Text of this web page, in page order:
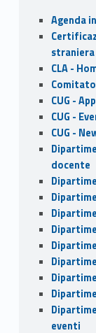
Sidebar
Agenda
straniera
CLA -
CUG -
CUG -
CUG -
docente
eventi